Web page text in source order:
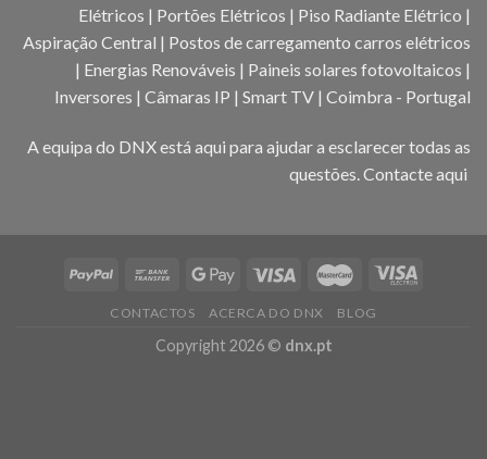
Elétricos | Portões Elétricos | Piso Radiante Elétrico |
Aspiração Central | Postos de carregamento carros elétricos
| Energias Renováveis | Paineis solares fotovoltaicos |
Inversores | Câmaras IP | Smart TV | Coimbra - Portugal
A equipa do DNX está aqui para ajudar a esclarecer todas as
questões. Contacte aqui
CONTACTOS ACERCA DO DNX BLOG
Copyright 2026 © dnx.pt